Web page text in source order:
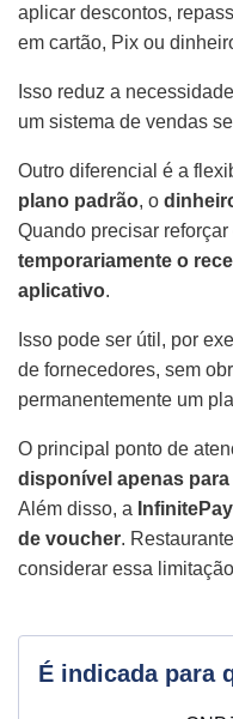
aplicar descontos,
em cartão, Pix ou
Isso reduz a
um sistema de vendas
Outro diferencial é a
plano padrão, o
Quando precisar
temporariamente o
aplicativo.
Isso pode ser útil, por
de fornecedores, sem
permanentemente um
O principal ponto de
disponível apenas
Além disso, a
de voucher.
considerar essa
É indicada para